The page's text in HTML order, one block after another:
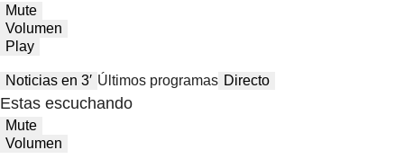
Mute
Volumen
Play
Noticias en 3′ Últimos programas Directo
Estas escuchando
Mute
Volumen